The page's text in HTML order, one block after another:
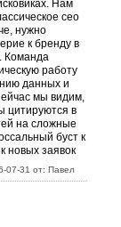
Нам
сео
нужно
к бренду в
Команда
работу
данных и
мы видим,
цитируются в
на сложные
буст к
новых заявок
07-31 от: Павел